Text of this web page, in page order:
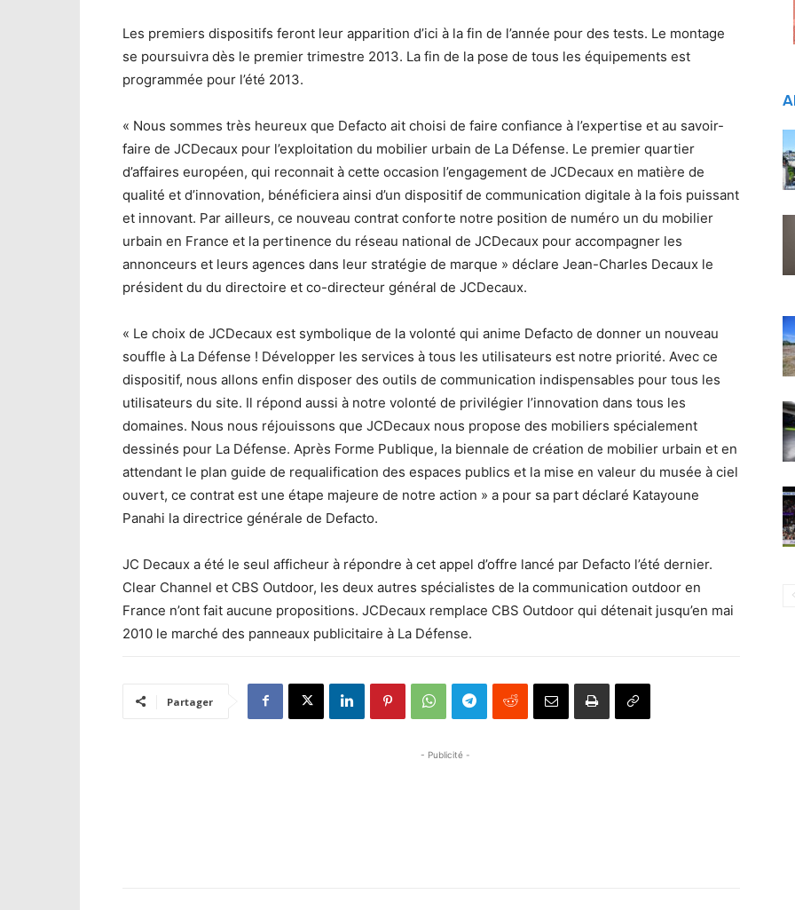
Les premiers dispositifs feront leur apparition d’ici à la fin de l’année pour des tests. Le montage
se poursuivra dès le premier trimestre 2013. La fin de la pose de tous les équipements est
programmée pour l’été 2013.
« Nous sommes très heureux que Defacto ait choisi de faire confiance à l’expertise et au savoir-
faire de JCDecaux pour l’exploitation du mobilier urbain de La Défense. Le premier quartier
d’affaires européen, qui reconnait à cette occasion l’engagement de JCDecaux en matière de
qualité et d’innovation, bénéficiera ainsi d’un dispositif de communication digitale à la fois puissant
et innovant. Par ailleurs, ce nouveau contrat conforte notre position de numéro un du mobilier
urbain en France et la pertinence du réseau national de JCDecaux pour accompagner les
annonceurs et leurs agences dans leur stratégie de marque » déclare Jean-Charles Decaux le
président du du directoire et co-directeur général de JCDecaux.
« Le choix de JCDecaux est symbolique de la volonté qui anime Defacto de donner un nouveau
souffle à La Défense ! Développer les services à tous les utilisateurs est notre priorité. Avec ce
dispositif, nous allons enfin disposer des outils de communication indispensables pour tous les
utilisateurs du site. Il répond aussi à notre volonté de privilégier l’innovation dans tous les
domaines. Nous nous réjouissons que JCDecaux nous propose des mobiliers spécialement
dessinés pour La Défense. Après Forme Publique, la biennale de création de mobilier urbain et en
attendant le plan guide de requalification des espaces publics et la mise en valeur du musée à ciel
ouvert, ce contrat est une étape majeure de notre action » a pour sa part déclaré Katayoune
Panahi la directrice générale de Defacto.
JC Decaux a été le seul afficheur à répondre à cet appel d’offre lancé par Defacto l’été dernier.
Clear Channel et CBS Outdoor, les deux autres spécialistes de la communication outdoor en
France n’ont fait aucune propositions. JCDecaux remplace CBS Outdoor qui détenait jusqu’en mai
2010 le marché des panneaux publicitaire à La Défense.
Partager
- Publicité -